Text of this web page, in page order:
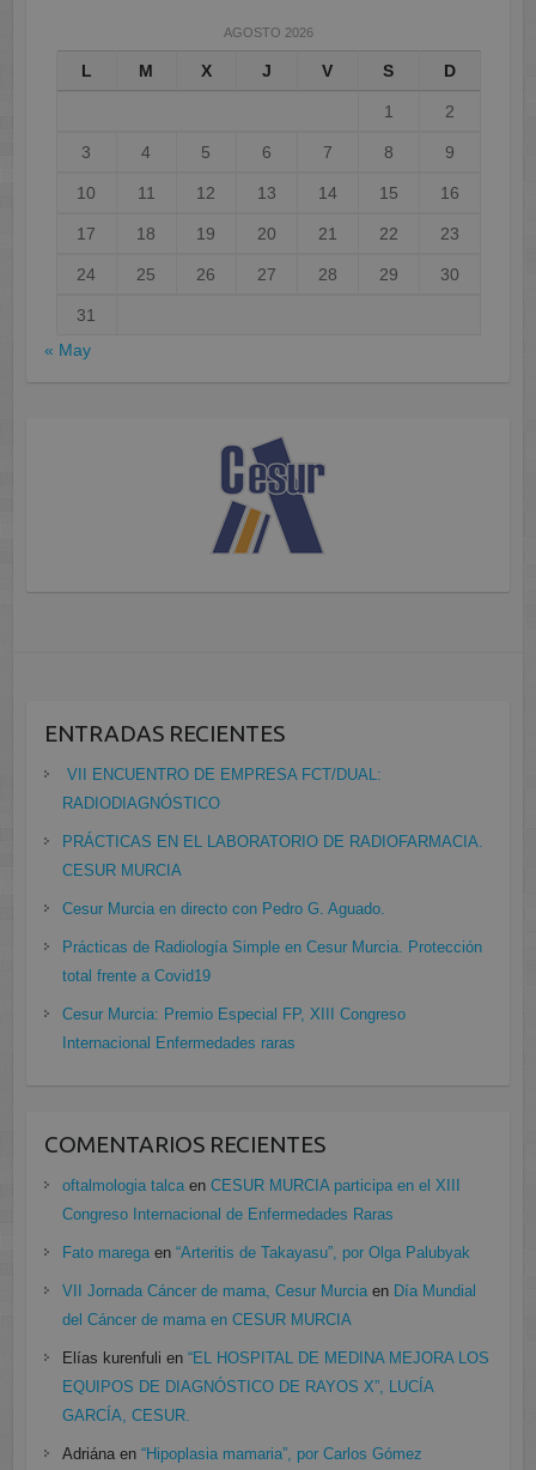
AGOSTO 2026
L M X J V S D
1 2
3 4 5 6 7 8 9
10 11 12 13 14 15 16
17 18 19 20 21 22 23
24 25 26 27 28 29 30
31
« May
ENTRADAS RECIENTES
VII ENCUENTRO DE EMPRESA FCT/DUAL:
RADIODIAGNÓSTICO
PRÁCTICAS EN EL LABORATORIO DE RADIOFARMACIA.
CESUR MURCIA
Cesur Murcia en directo con Pedro G. Aguado.
Prácticas de Radiología Simple en Cesur Murcia. Protección
total frente a Covid19
Cesur Murcia: Premio Especial FP, XIII Congreso
Internacional Enfermedades raras
COMENTARIOS RECIENTES
oftalmologia talcaen CESUR MURCIA participa en el XIII
Congreso Internacional de Enfermedades Raras
Fato maregaen “Arteritis de Takayasu”, por Olga Palubyak
VII Jornada Cáncer de mama, Cesur Murciaen Día Mundial
del Cáncer de mama en CESUR MURCIA
Elías kurenfuli en “EL HOSPITAL DE MEDINA MEJORA LOS
EQUIPOS DE DIAGNÓSTICO DE RAYOS X”, LUCÍA
GARCÍA, CESUR.
Adriánaen “Hipoplasia mamaria”, por Carlos Gómez